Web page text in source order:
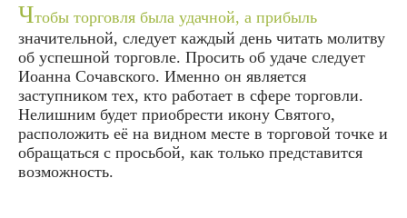
Чтобы торговля была удачной, а прибыль
значительной, следует каждый день читать молитву
об успешной торговле. Просить об удаче следует
Иоанна Сочавского. Именно он является
заступником тех, кто работает в сфере торговли.
Нелишним будет приобрести икону Святого,
расположить её на видном месте в торговой точке и
обращаться с просьбой, как только представится
возможность.